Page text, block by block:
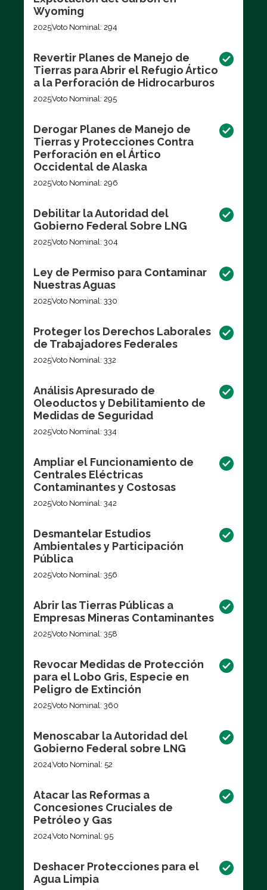
Wyoming
2025Voto Nominal: 294
Revertir Planes de Manejo de
Tierras para Abrir el Refugio Ártico
a la Perforación de Hidrocarburos
2025Voto Nominal: 295
Derogar Planes de Manejo de
Tierras y Protecciones Contra
Perforación en el Ártico
Occidental de Alaska
2025Voto Nominal: 296
Debilitar la Autoridad del
Gobierno Federal Sobre LNG
2025Voto Nominal: 304
Ley de Permiso para Contaminar
Nuestras Aguas
2025Voto Nominal: 330
Proteger los Derechos Laborales
de Trabajadores Federales
2025Voto Nominal: 332
Análisis Apresurado de
Oleoductos y Debilitamiento de
Medidas de Seguridad
2025Voto Nominal: 334
Ampliar el Funcionamiento de
Centrales Eléctricas
Contaminantes y Costosas
2025Voto Nominal: 342
Desmantelar Estudios
Ambientales y Participación
Pública
2025Voto Nominal: 356
Abrir las Tierras Públicas a
Empresas Mineras Contaminantes
2025Voto Nominal: 358
Revocar Medidas de Protección
para el Lobo Gris, Especie en
Peligro de Extinción
2025Voto Nominal: 360
Menoscabar la Autoridad del
Gobierno Federal sobre LNG
2024Voto Nominal: 52
Atacar las Reformas a
Concesiones Cruciales de
Petróleo y Gas
2024Voto Nominal: 95
Deshacer Protecciones para el
Agua Limpia